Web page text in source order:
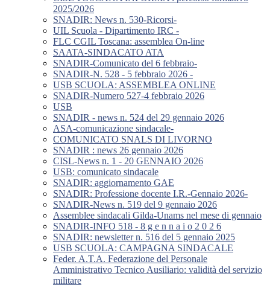
2025/2026
SNADIR: News n. 530-Ricorsi-
UIL Scuola - Dipartimento IRC -
FLC CGIL Toscana: assemblea On-line
SAATA-SINDACATO ATA
SNADIR-Comunicato del 6 febbraio-
SNADIR-N. 528 - 5 febbraio 2026 -
USB SCUOLA: ASSEMBLEA ONLINE
SNADIR-Numero 527-4 febbraio 2026
USB
SNADIR - news n. 524 del 29 gennaio 2026
ASA-comunicazione sindacale-
COMUNICATO SNALS DI LIVORNO
SNADIR : news 26 gennaio 2026
CISL-News n. 1 - 20 GENNAIO 2026
USB: comunicato sindacale
SNADIR: aggiornamento GAE
SNADIR: Professione docente I.R.-Gennaio 2026-
SNADIR-News n. 519 del 9 gennaio 2026
Assemblee sindacali Gilda-Unams nel mese di gennaio
SNADIR-INFO 518 - 8 g e n n a i o 2 0 2 6
SNADIR: newsletter n. 516 del 5 gennaio 2025
USB SCUOLA: CAMPAGNA SINDACALE
Feder. A.T.A. Federazione del Personale
Amministrativo Tecnico Ausiliario: validità del servizio
militare